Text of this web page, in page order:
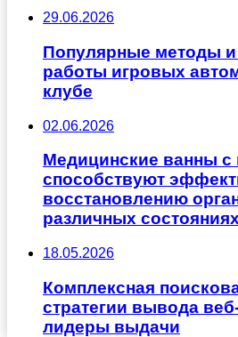
29.06.2026
Популярные методы и
работы игровых
клубе
02.06.2026
Медицинские ванны с
способствуют
восстановлению
различных
18.05.2026
Комплексная
стратегии вывода
лидеры выдачи